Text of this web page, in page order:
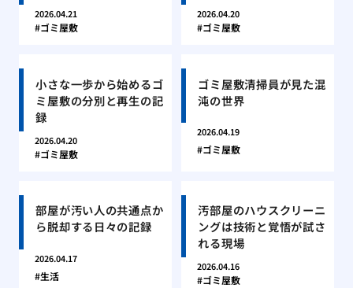
2026.04.21
ゴミ屋敷
2026.04.20
ゴミ屋敷
小さな一歩から始めるゴ
ミ屋敷の分別と再生の記
録
2026.04.20
ゴミ屋敷
ゴミ屋敷清掃員が見た混
沌の世界
2026.04.19
ゴミ屋敷
部屋が汚い人の共通点か
ら脱却する日々の記録
2026.04.17
生活
汚部屋のハウスクリーニ
ングは技術と覚悟が試さ
れる現場
2026.04.16
ゴミ屋敷